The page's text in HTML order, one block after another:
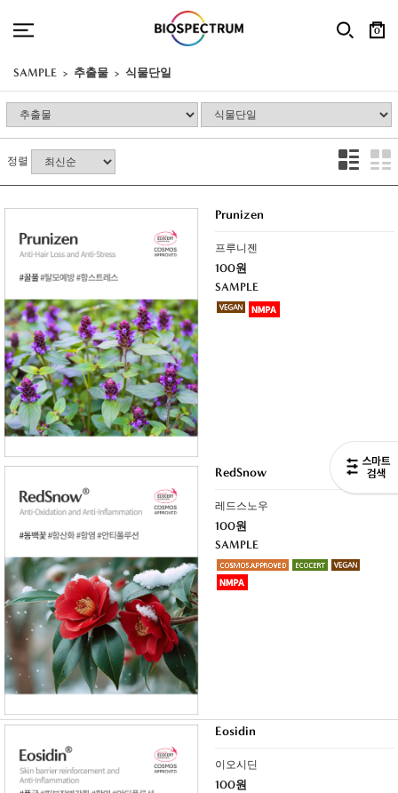
0
SAMPLE 추출물 식물단일
정렬
Prunizen
프루니젠
100원
SAMPLE
RedSnow
레드스노우
100원
SAMPLE
Eosidin
이오시딘
100원